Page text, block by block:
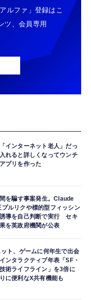
ルファ」登録はこ
ツ、会員専用
インターネット老人」だっ
れると詳しくなってウンチ
プリを作った
を騙す事案発生。Claude
ルリクや標的型フィッシン
導を自己判断で実行 セキ
を英政府機関が公表
ト、ゲームに何年生で出会
ンタラクティブ年表「SF・
術ライフライン」を3倍に
に便利なX共有機能も